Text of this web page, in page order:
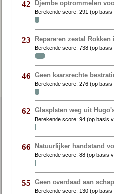
42 Djembe optrommelen
Berekende score:291 (op
23 Repareren zestal Rokken
Berekende score:738 (op
46 Geen kaarsrechte
Berekende score:276 (op
62 Glasplaten weg uit
Berekende score:94 (op basis
66 Natuurlijker handstand
Berekende score:88 (op basis
55 Geen overdaad aan
Berekende score: 130 (op